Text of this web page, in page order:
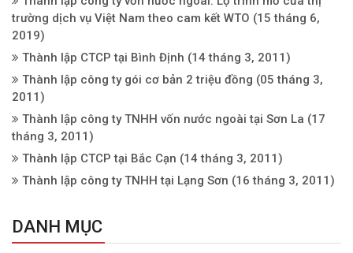
trường dịch vụ Việt Nam theo cam kết WTO (15 tháng 6,
2019)
Thành lập CTCP tại Bình Định (14 tháng 3, 2011)
Thành lập công ty gói cơ bản 2 triệu đồng (05 tháng 3,
2011)
Thành lập công ty TNHH vốn nước ngoài tại Sơn La (17
tháng 3, 2011)
Thành lập CTCP tại Bắc Cạn (14 tháng 3, 2011)
Thành lập công ty TNHH tại Lạng Sơn (16 tháng 3, 2011)
DANH MỤC